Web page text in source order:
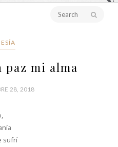
paz mi alma
28, 2018
sufrí